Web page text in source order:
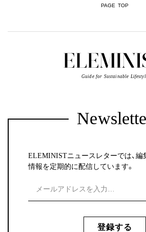
PAGE TOP
Guide for Sustainable
ELEMINISTニュースレターでは、編
情報を定期的に配信しています。
登録する